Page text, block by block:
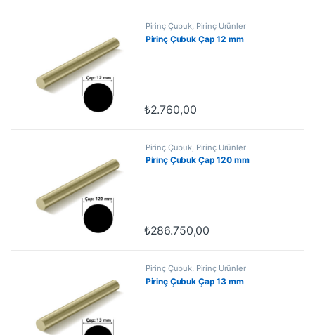
Pirinç Çubuk, Pirinç Ürünler
Pirinç Çubuk Çap 12 mm
₺2.760,00
Pirinç Çubuk, Pirinç Ürünler
Pirinç Çubuk Çap 120 mm
₺286.750,00
Pirinç Çubuk, Pirinç Ürünler
Pirinç Çubuk Çap 13 mm